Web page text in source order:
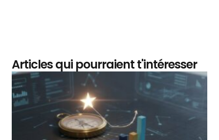
Articles qui pourraient t'intéresser